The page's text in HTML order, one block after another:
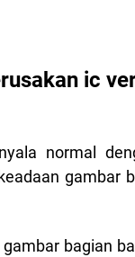
ic
normal
gambar
gambar bagian